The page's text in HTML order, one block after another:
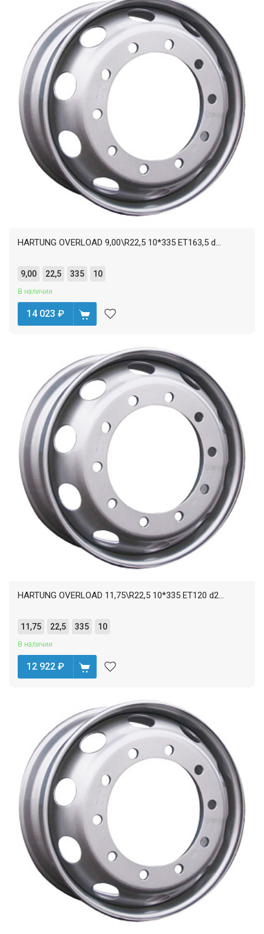
HARTUNG OVERLOAD 9,00\R22,5 10*335 ET163,5 d...
9,00 22,5 335 10
В наличии
14 023 ₽
HARTUNG OVERLOAD 11,75\R22,5 10*335 ET120 d2...
11,75 22,5 335 10
В наличии
12 922 ₽